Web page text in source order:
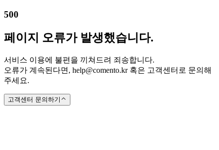
500
페이지 오류가 발생했습니다.
서비스 이용에 불편을 끼쳐드려 죄송합니다.
오류가 계속된다면, help@comento.kr 혹은 고객센터로 문의해
주세요.
고객센터 문의하기